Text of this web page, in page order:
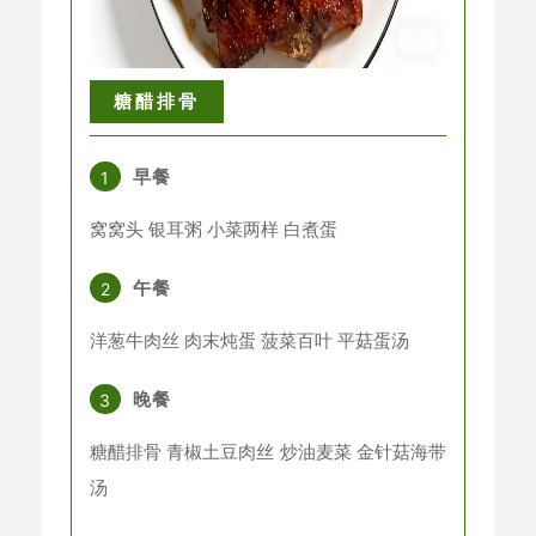
糖醋排骨
1 早餐
窝窝头 银耳粥 小菜两样 白煮蛋
2 午餐
洋葱牛肉丝 肉末炖蛋 菠菜百叶 平菇蛋汤
3 晚餐
糖醋排骨 青椒土豆肉丝 炒油麦菜 金针菇海带
汤